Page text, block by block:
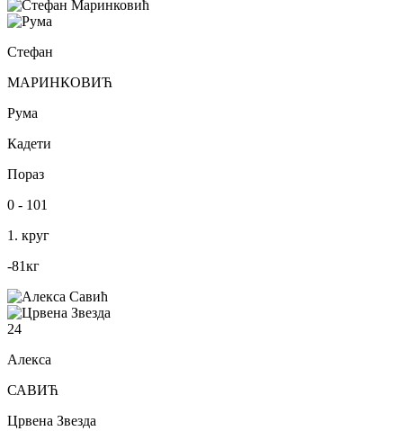
Стефан
МАРИНКОВИЋ
Рума
Кадети
Пораз
0 - 101
1. круг
-81кг
24
Алекса
САВИЋ
Црвена Звезда